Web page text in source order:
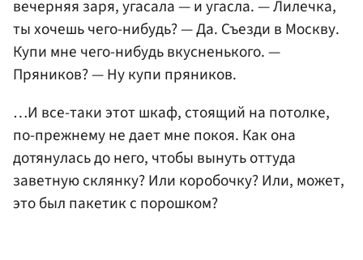
вечерняя заря, угасала — и угасла. — Лилечка,
ты хочешь чего-нибудь? — Да. Съезди в Москву.
Купи мне чего-нибудь вкусненького. —
Пряников? — Ну купи пряников.
…И все-таки этот шкаф, стоящий на потолке,
по-прежнему не дает мне покоя. Как она
дотянулась до него, чтобы вынуть оттуда
заветную склянку? Или коробочку? Или, может,
это был пакетик с порошком?